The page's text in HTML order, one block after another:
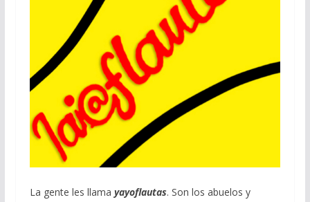
La gente les llama yayoflautas. Son los abuelos y